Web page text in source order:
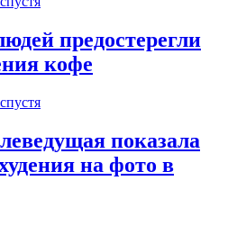
предостерегли
кофе
показала
на фото в